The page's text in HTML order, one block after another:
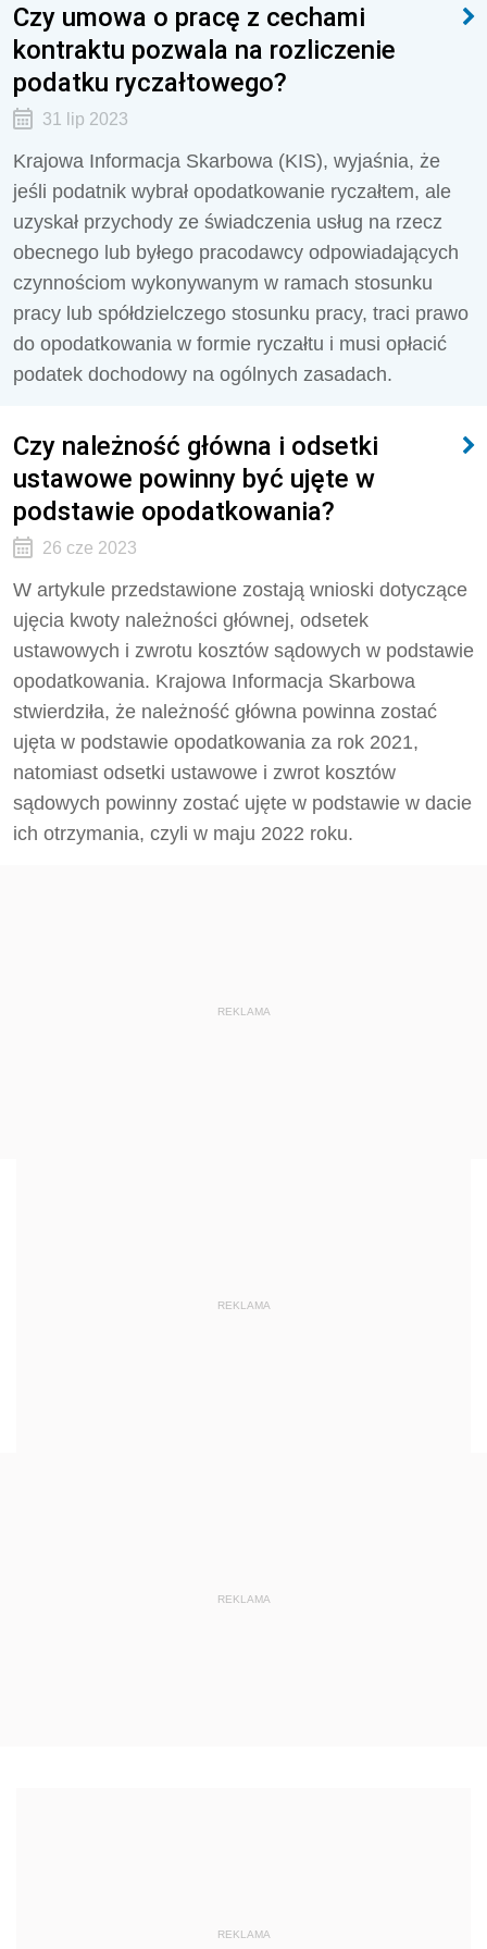
Czy umowa o pracę z cechami
kontraktu pozwala na rozliczenie
podatku ryczałtowego?
31 lip 2023
Krajowa Informacja Skarbowa (KIS), wyjaśnia, że
jeśli podatnik wybrał opodatkowanie ryczałtem, ale
uzyskał przychody ze świadczenia usług na rzecz
obecnego lub byłego pracodawcy odpowiadających
czynnościom wykonywanym w ramach stosunku
pracy lub spółdzielczego stosunku pracy, traci prawo
do opodatkowania w formie ryczałtu i musi opłacić
podatek dochodowy na ogólnych zasadach.
Czy należność główna i odsetki
ustawowe powinny być ujęte w
podstawie opodatkowania?
26 cze 2023
W artykule przedstawione zostają wnioski dotyczące
ujęcia kwoty należności głównej, odsetek
ustawowych i zwrotu kosztów sądowych w podstawie
opodatkowania. Krajowa Informacja Skarbowa
stwierdziła, że należność główna powinna zostać
ujęta w podstawie opodatkowania za rok 2021,
natomiast odsetki ustawowe i zwrot kosztów
sądowych powinny zostać ujęte w podstawie w dacie
ich otrzymania, czyli w maju 2022 roku.
REKLAMA
REKLAMA
REKLAMA
REKLAMA